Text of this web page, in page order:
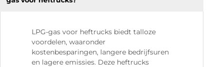
LPG-gas voor heftrucks biedt talloze
voordelen, waaronder
kostenbesparingen, langere bedrijfsuren
en lagere emissies. Deze heftrucks